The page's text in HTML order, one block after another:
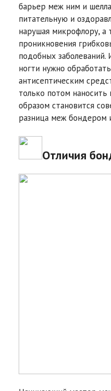
барьер меж ним и
питательную и
нарушая микрофлору, а
проникновения
подобных
ногти нужно
антисептическим
только потом
образом становится
разница меж бондером
Отличия